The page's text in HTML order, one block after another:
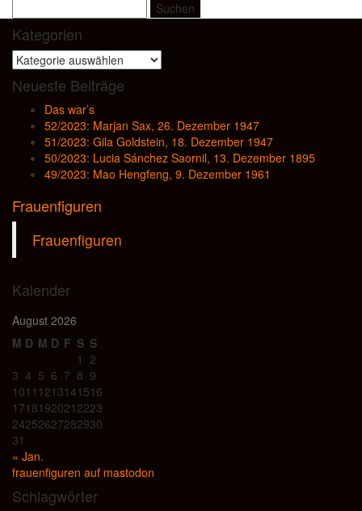
nach:
Kategorien
Kategorien
Neueste Beiträge
Das war’s
52/2023: Marjan Sax, 26. Dezember 1947
51/2023: Gila Goldstein, 18. Dezember 1947
50/2023: Lucia Sánchez Saornil, 13. Dezember 1895
49/2023: Mao Hengfeng, 9. Dezember 1961
Frauenfiguren
Frauenfiguren
Kalender
August 2026
M D M D F S S
1 2
3 4 5 6 7 8 9
1011 1213141516
1718192021 2223
24252627282930
31
« Jan.
frauenfiguren auf mastodon
Schlagwörter